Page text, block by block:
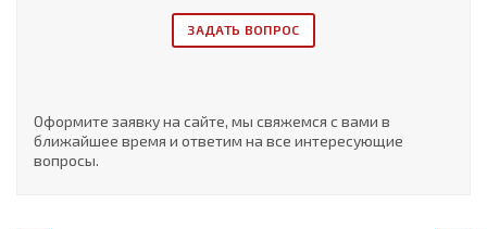
ЗАДАТЬ ВОПРОС
Оформите заявку на сайте, мы свяжемся с вами в
ближайшее время и ответим на все интересующие
вопросы.